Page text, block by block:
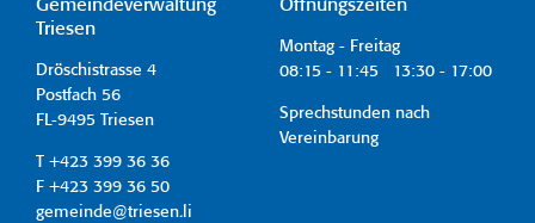
Gemeindeverwaltung
Triesen
Dröschistrasse 4
Postfach 56
FL-9495 Triesen
T +423 399 36 36
F +423 399 36 50
gemeinde@triesen.li
Öffnungszeiten
Montag - Freitag
08:15 - 11:45 13:30 - 17:00
Sprechstunden nach
Vereinbarung